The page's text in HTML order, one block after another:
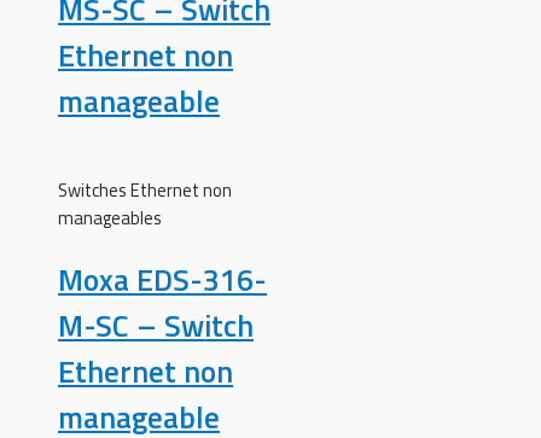
MS-SC – Switch
Ethernet non
manageable
Switches Ethernet non
manageables
Moxa EDS-316-
M-SC – Switch
Ethernet non
manageable